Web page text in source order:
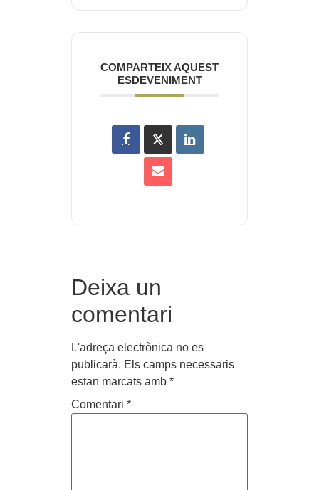
COMPARTEIX AQUEST
ESDEVENIMENT
Deixa un
comentari
L'adreça electrònica no es
publicarà. Els camps necessaris
estan marcats amb *
Comentari *